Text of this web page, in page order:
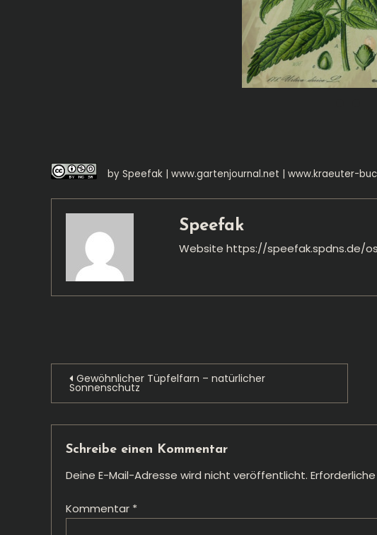
by Speefak | www.gartenjournal.net | www.kraeuter-
Speefak
Website https://speefak.spdns.de/
Beitragsnavigation
Gewöhnlicher Tüpfelfarn – natürlicher
Sonnenschutz
Schreibe einen Kommentar
Deine E-Mail-Adresse wird nicht veröffentlicht.
Kommentar *